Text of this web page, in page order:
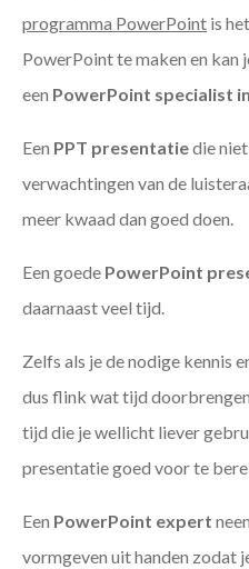
programma PowerPoint is
PowerPoint te maken en kan
een PowerPoint specialist
Een PPT presentatiedie
verwachtingen van de
meer kwaad dan goed doen.
Een goede PowerPoint
daarnaast veel tijd.
Zelfs als je de nodige kennis
dus flink wat tijd doorbrengen
tijd die je wellicht liever
presentatie goed voor te
Een PowerPoint expert
vormgeven uit handen zodat